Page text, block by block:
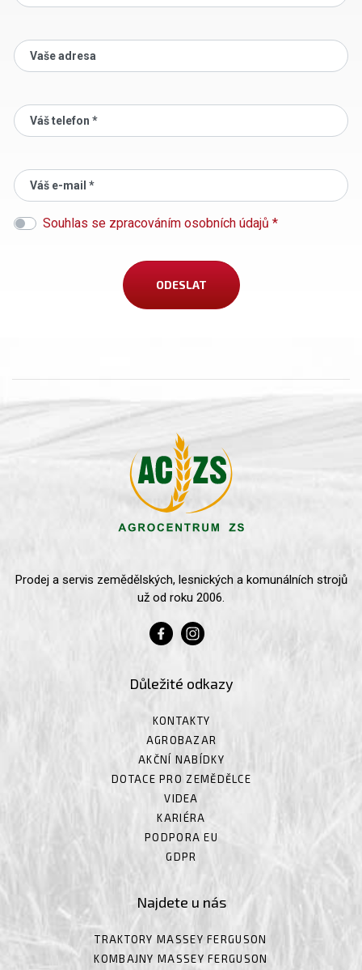
Vaše adresa
Váš telefon *
Váš e-mail *
Souhlas se zpracováním osobních údajů *
Prodej a servis zemědělských, lesnických a komunálních strojů
už od roku 2006.
Důležité odkazy
KONTAKTY
AGROBAZAR
AKČNÍ NABÍDKY
DOTACE PRO ZEMĚDĚLCE
VIDEA
KARIÉRA
PODPORA EU
GDPR
Najdete u nás
TRAKTORY MASSEY FERGUSON
KOMBAJNY MASSEY FERGUSON